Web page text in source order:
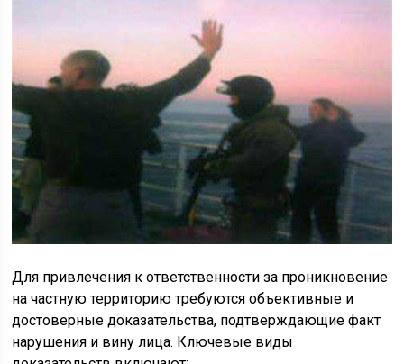
Для привлечения к ответственности за проникновение
на частную территорию требуются объективные и
достоверные доказательства, подтверждающие факт
нарушения и вину лица. Ключевые виды